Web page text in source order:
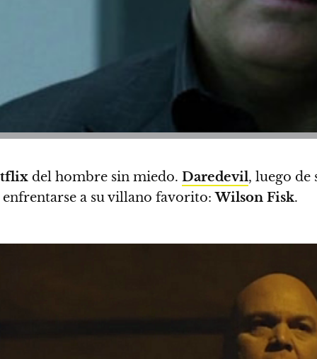
del hombre sin miedo. Daredevil, luego de
a su villano favorito:Wilson Fisk.